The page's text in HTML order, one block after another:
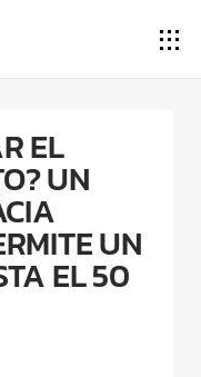
EL
UN
UN
EL 50